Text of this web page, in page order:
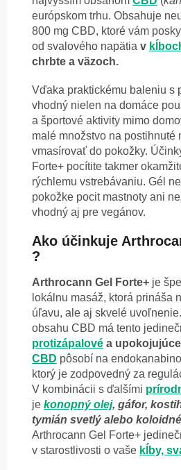
európskom trhu. Obsahuje
800 mg CBD, ktoré vám
od svalového napätia v
chrbte a väzoch.
Vďaka praktickému baleniu s
vhodný nielen na domáce
a športové aktivity mimo
malé množstvo na postihnuté
vmasírovať do pokožky.
Forte+ pocítite takmer
rýchlemu vstrebávaniu. Gél
pokožke pocit mastnoty ani
vhodný aj pre vegánov.
Ako účinkuje
?
Arthrocann Gel Forte+ je
lokálnu masáž, ktorá prináša
úľavu, ale aj skvelé
obsahu CBD má tento
protizápalové a
CBD pôsobí na
ktorý je zodpovedný za
V kombinácii s ďalšími
je konopný olej, gáfor,
tymián svetlý alebo
Arthrocann Gel Forte+
v starostlivosti o vaše kĺby,